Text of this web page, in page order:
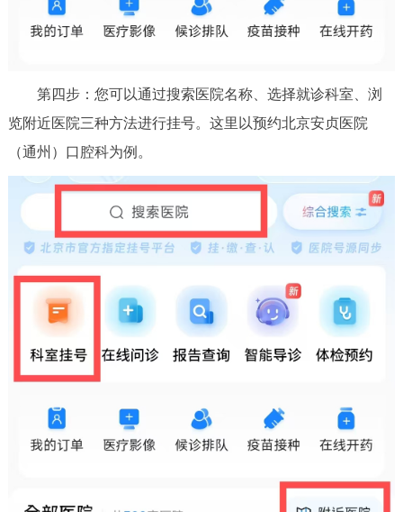
第四步：您可以通过搜索医院名称、选择就诊科室、浏
览附近医院三种方法进行挂号。这里以预约北京安贞医院
（通州）口腔科为例。